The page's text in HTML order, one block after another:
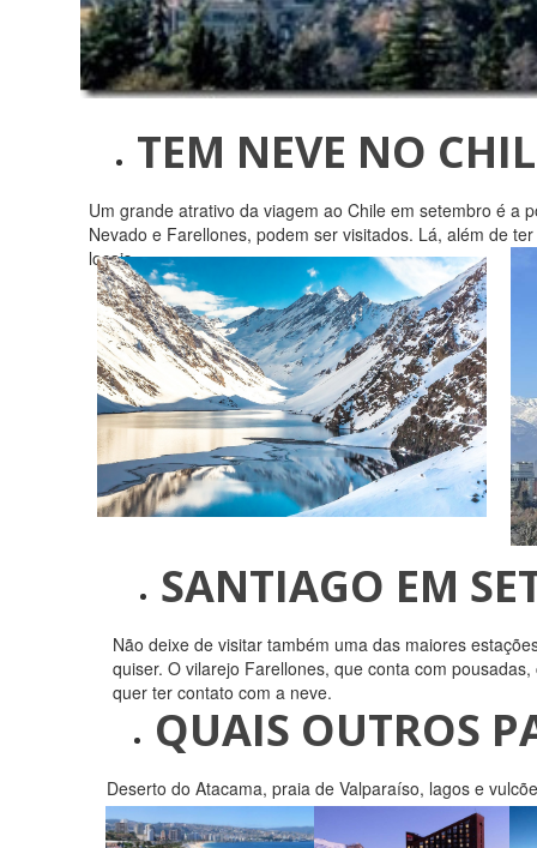
SANTIAGO EM
Não deixe de visitar também uma das maiores
quiser. O vilarejo Farellones, que conta com
quer ter contato com a neve.
TEM NEVE NO
Um grande atrativo da viagem ao Chile em setembro é a
Nevado e Farellones, podem ser visitados. Lá, além de
locais.
QUAIS OUTROS
Deserto do Atacama, praia de Valparaíso, lagos e